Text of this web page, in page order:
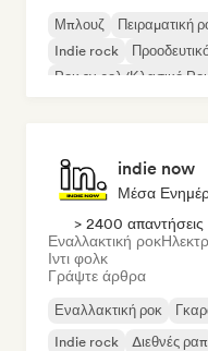
Μπλουζ Πειραματική
Indie rock
Ροκ εν ρολ/Κλασικό
indie now
Μέσα
> 2400 απαντήσεις
Εναλλακτική ροκ
Ιντι φολκ
Γράψτε άρθρα
Εναλλακτική ροκ
Indie rock
Διεθνές ραπ